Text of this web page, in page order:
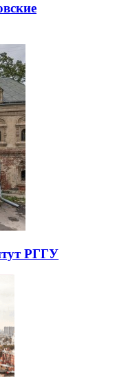
РГГУ